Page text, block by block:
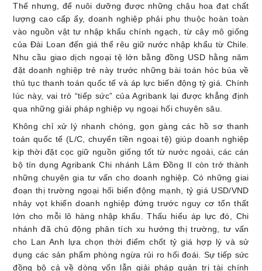
Thế nhưng, để nuôi dưỡng được những chậu hoa đạt chất
lượng cao cấp ấy, doanh nghiệp phải phụ thuộc hoàn toàn
vào nguồn vật tư nhập khẩu chính ngạch, từ cây mô giống
của Đài Loan đến giá thể rêu giữ nước nhập khẩu từ Chile.
Nhu cầu giao dịch ngoại tệ lớn bằng đồng USD hằng năm
đặt doanh nghiệp trẻ này trước những bài toán hóc búa về
thủ tục thanh toán quốc tế và áp lực biến động tỷ giá. Chính
lúc này, vai trò “tiếp sức” của Agribank lại được khẳng định
qua những giải pháp nghiệp vụ ngoại hối chuyên sâu.
Không chỉ xử lý nhanh chóng, gọn gàng các hồ sơ thanh
toán quốc tế (L/C, chuyển tiền ngoại tệ) giúp doanh nghiệp
kịp thời đặt cọc giữ nguồn giống tốt từ nước ngoài, các cán
bộ tín dụng Agribank Chi nhánh Lâm Đồng II còn trở thành
những chuyên gia tư vấn cho doanh nghiệp. Có những giai
đoạn thị trường ngoại hối biến động mạnh, tỷ giá USD/VND
nhảy vọt khiến doanh nghiệp đứng trước nguy cơ tổn thất
lớn cho mỗi lô hàng nhập khẩu. Thấu hiểu áp lực đó, Chi
nhánh đã chủ động phân tích xu hướng thị trường, tư vấn
cho Lan Anh lựa chọn thời điểm chốt tỷ giá hợp lý và sử
dụng các sản phẩm phòng ngừa rủi ro hối đoái. Sự tiếp sức
đồng bộ cả về dòng vốn lẫn giải pháp quản trị tài chính